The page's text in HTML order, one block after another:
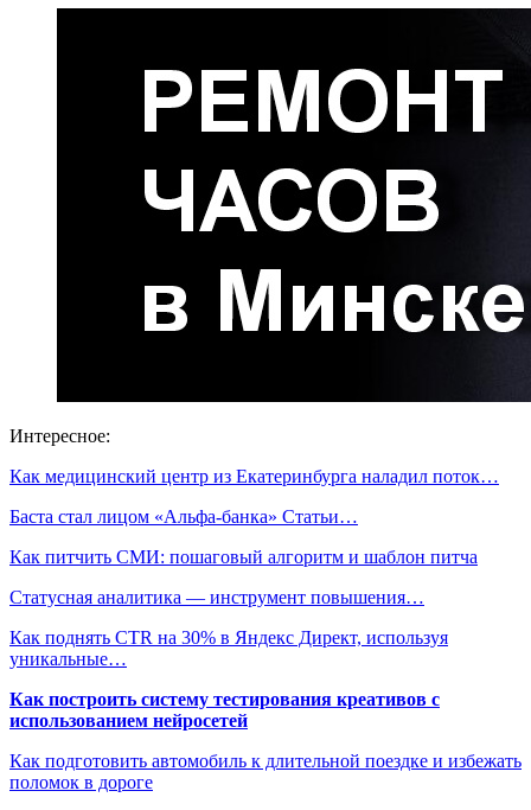
Интересное:
Как медицинский центр из Екатеринбурга наладил поток…
Баста стал лицом «Альфа-банка» Статьи…
Как питчить СМИ: пошаговый алгоритм и шаблон питча
Статусная аналитика — инструмент повышения…
Как поднять CTR на 30% в Яндекс Директ, используя
уникальные…
Как построить систему тестирования креативов с
использованием нейросетей
Как подготовить автомобиль к длительной поездке и избежать
поломок в дороге